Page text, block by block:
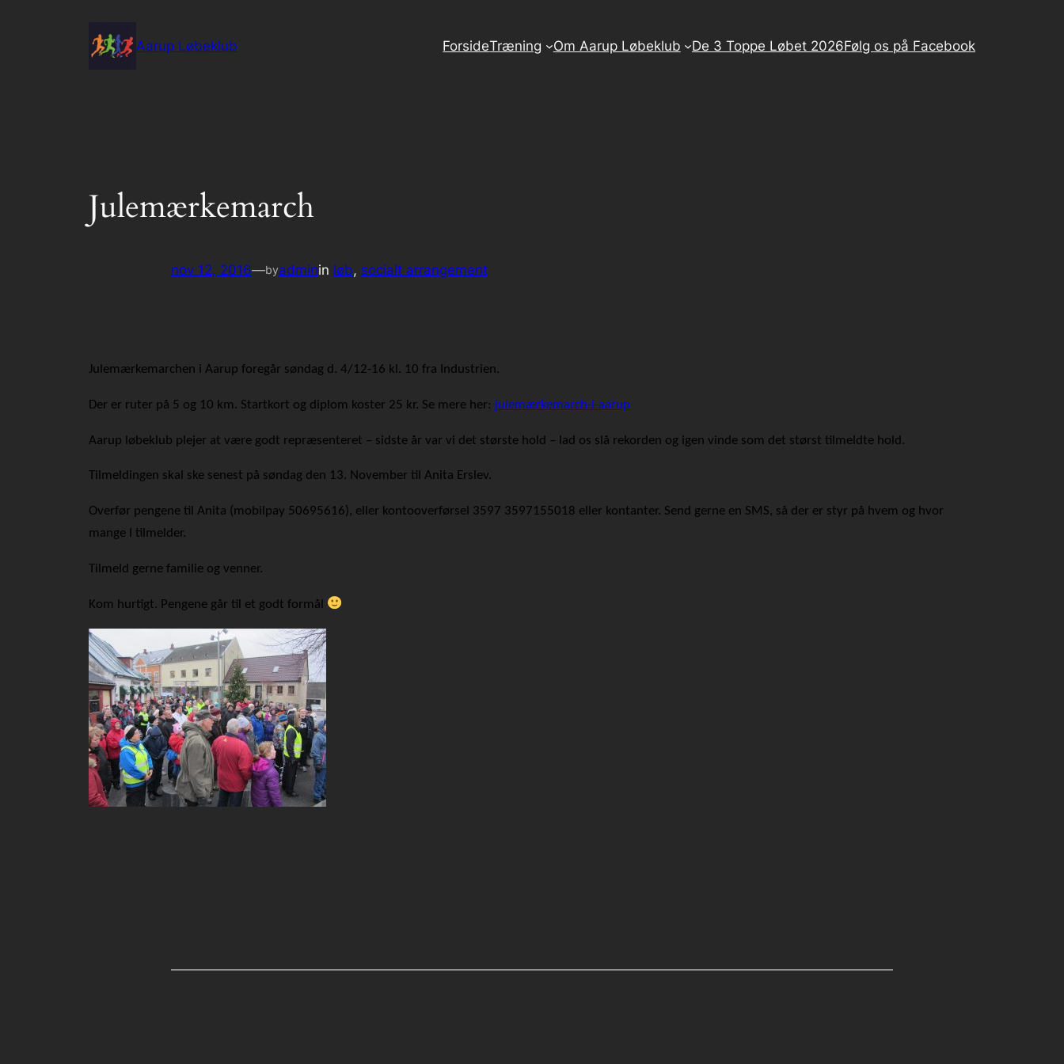
Aarup Løbeklub ForsideTræning Om Aarup Løbeklub De 3 Toppe Løbet 2026Følg os på Facebook
Julemærkemarch
nov 12, 2016—byadminin løb, socialt arrangement
Julemærkemarchen i Aarup foregår søndag d. 4/12-16 kl. 10 fra Industrien.
Der er ruter på 5 og 10 km. Startkort og diplom koster 25 kr. Se mere her: julemærkemarch-i-aarup
Aarup løbeklub plejer at være godt repræsenteret – sidste år var vi det største hold – lad os slå rekorden og igen vinde som det størst tilmeldte hold.
Tilmeldingen skal ske senest på søndag den 13. November til Anita Erslev.
Overfør pengene til Anita (mobilpay 50695616), eller kontooverførsel 3597 3597155018 eller kontanter. Send gerne en SMS, så der er styr på hvem og hvor
mange I tilmelder.
Tilmeld gerne familie og venner.
Kom hurtigt. Pengene går til et godt formål